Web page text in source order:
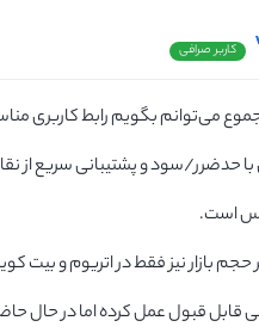
کاربر صرافی
می‌توانم بگویم رابط کاربری
با حدضرر/سود و پشتیبانی سریع از
است.
حجم بازار نیز فقط در اتریوم و بیت
قابل قبول عمل کرده اما در حال